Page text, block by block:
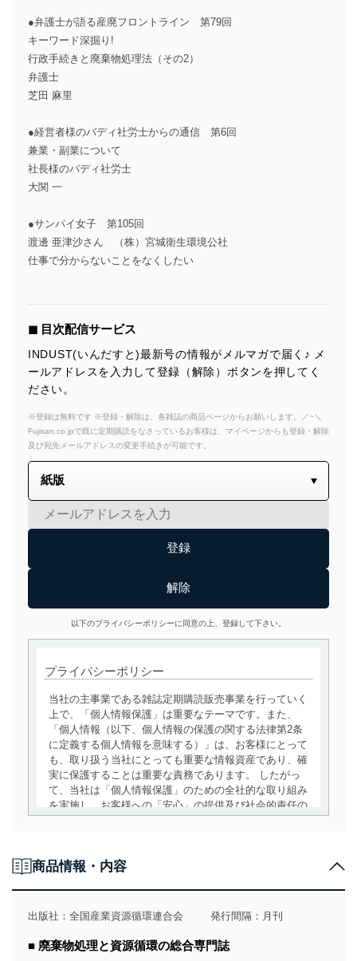
●弁護士が語る産廃フロントライン 第79回
キーワード深掘り!
行政手続きと廃棄物処理法（その2）
弁護士
芝田 麻里
●経営者様のバディ社労士からの通信 第6回
兼業・副業について
社長様のバディ社労士
大関 一
●サンパイ女子 第105回
渡邊 亜津沙さん （株）宮城衛生環境公社
仕事で分からないことをなくしたい
◼︎ 目次配信サービス
INDUST(いんだすと)最新号の情報がメルマガで届く♪ メ
ールアドレスを入力して登録（解除）ボタンを押してく
ださい。
※登録は無料です ※登録・解除は、各雑誌の商品ページからお願いします。／~＼
Fujisan.co.jpで既に定期購読をなさっているお客様は、マイページからも登録・解除
及び宛先メールアドレスの変更手続きが可能です。
以下のプライバシーポリシーに同意の上、登録して下さい。
プライバシーポリシー
当社の主事業である雑誌定期購読販売事業を行っていく
上で、「個人情報保護」は重要なテーマです。また、
「個人情報（以下、個人情報の保護の関する法律第2条
に定義する個人情報を意味する）」は、お客様にとって
も、取り扱う当社にとっても重要な情報資産であり、確
実に保護することは重要な責務であります。 したがっ
て、当社は「個人情報保護」のための全社的な取り組み
を実施し、お客様への「安心」の提供及び社会的責任の
用目的を明確にし、本人の同意を得たうえで利用目的の
達成に必要な範囲内で適法かつ公正な手段によって取
得・利用・提供を行います。また、当社が保有している
個人情報は、同意を得ずに目的外利用、第三者への提
供・開示は行いません。当社においてはこれらの取り組
商品情報・内容
出版社： 全国産業資源循環連合会 発行間隔：月刊
■ 廃棄物処理と資源循環の総合専門誌